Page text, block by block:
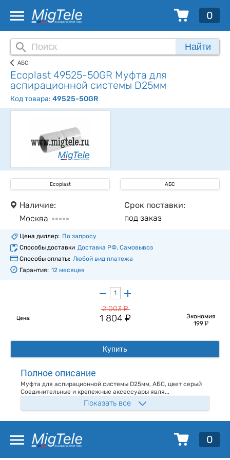
0
Найти
АБС
Ecoplast 49525-50GR Муфта для
аспирационной системы D25мм
Код товара: 49525-50GR
Ecoplast АБС
Наличие:
Москва
Срок поставки:
под заказ
Цена диллер: По запросу
Способы доставки Доставка РФ, Самовывоз
Способы оплаты: Любой вид платежа
Гарантия: 12 месяцев
Цена:
2 003у
1 804 у
Экономия
199 у
Купить
Полное описание
Муфта для аспирационной системы D25мм, АБС, цвет серый
Соединительные и крепежные аксессуары явля...
Показать все
0